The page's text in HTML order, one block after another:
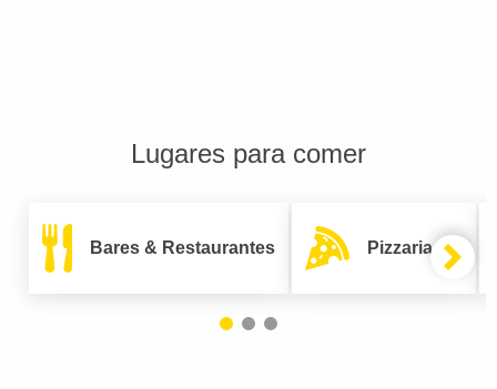
Lugares para comer
Bares & Restaurantes Pizzarias